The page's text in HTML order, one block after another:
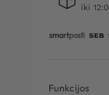
iki
Funkcijos